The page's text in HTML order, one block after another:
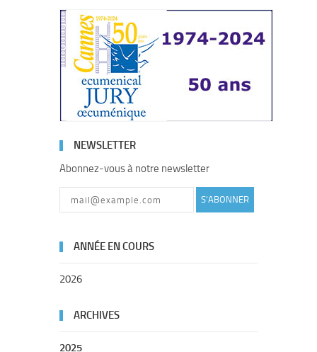
NEWSLETTER
Abonnez-vous à notre newsletter
S'ABONNER
ANNÉE EN COURS
2026
ARCHIVES
2025